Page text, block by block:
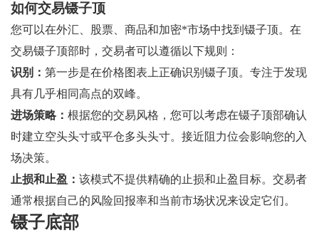
如何交易镊子顶
您可以在外汇、股票、商品和加密*市场中找到镊子顶。在
交易镊子顶部时，交易者可以遵循以下规则：
识别： 第一步是在价格图表上正确识别镊子顶。专注于发现
具有几乎相同高点的双峰。
进场策略： 根据您的交易风格，您可以考虑在镊子顶部确认
时建立空头头寸或平仓多头头寸。接近阻力位会影响您的入
场决策。
止损和止盈： 该模式不提供精确的止损和止盈目标。交易者
通常根据自己的风险回报率和当前市场状况来设定它们。
镊子底部